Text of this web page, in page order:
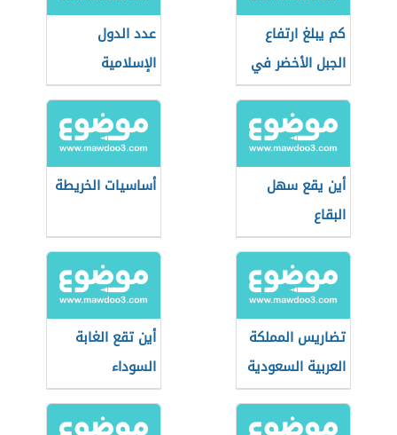
كم يبلغ ارتفاع
الجبل الأخضر في
عمان
عدد الدول
الإسلامية
أين يقع سهل
البقاع
أساسيات الخريطة
تضاريس المملكة
العربية السعودية
أين تقع الغابة
السوداء